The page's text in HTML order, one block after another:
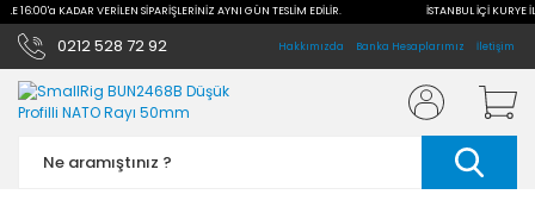
16:00'a KADAR VERİLEN SİPARİŞLERİNİZ AYNI GÜN TESLİM EDİLİR. İSTANBUL İÇİ KURYE
0212 528 72 92 Hakkımızda Banka Hesaplarımız İletişim